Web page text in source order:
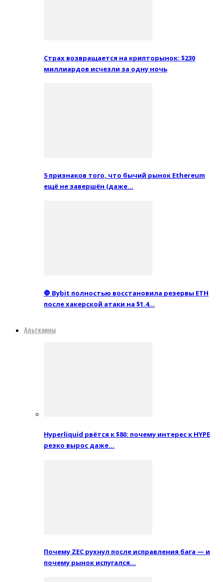
Страх возвращается на крипторынок: $230
миллиардов исчезли за одну ночь
5 признаков того, что бычий рынок Ethereum
ещё не завершён (даже…
🛑 Bybit полностью восстановила резервы ETH
после хакерской атаки на $1.4…
Альткоины
Hyperliquid рвётся к $80: почему интерес к HYPE
резко вырос даже…
Почему ZEC рухнул после исправления бага — и
почему рынок испугался…